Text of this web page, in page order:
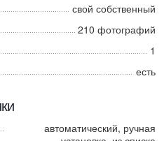
свой собственный
210 фотографий
1
есть
автоматический, ручная